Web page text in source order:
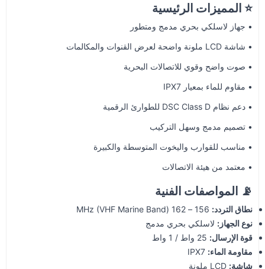
⭐ المميزات الرئيسية
• جهاز لاسلكي بحري مدمج ومتطور
• شاشة LCD ملونة واضحة لعرض القنوات والمكالمات
• صوت واضح وقوي للاتصالات البحرية
• مقاوم للماء بمعيار IPX7
• دعم نظام DSC Class D للطوارئ الرقمية
• تصميم مدمج وسهل التركيب
• مناسب للقوارب واليخوت المتوسطة والكبيرة
• معتمد من هيئة الاتصالات
📡 المواصفات الفنية
نطاق التردد:156 – 162 MHz (VHF Marine Band)
نوع الجهاز:لاسلكي بحري مدمج
قوة الإرسال:25 واط / 1 واط
مقاومة الماء:IPX7
شاشة:LCD ملونة